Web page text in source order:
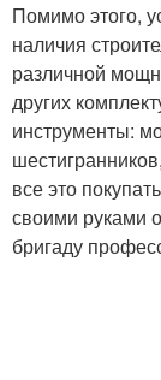
Помимо этого,
наличия
различной
других
инструменты:
все это
своими руками
бригаду